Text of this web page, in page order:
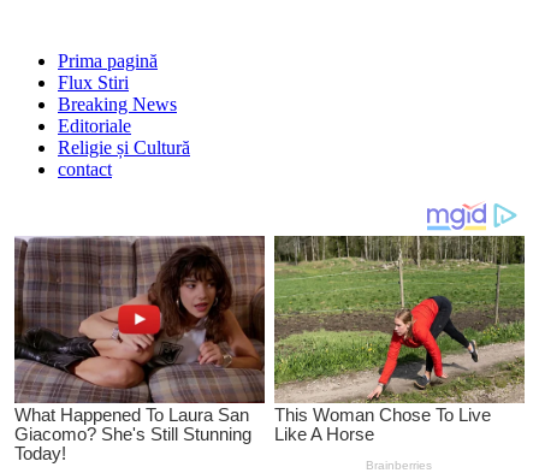
Prima pagină
Flux Stiri
Breaking News
Editoriale
Religie și Cultură
contact